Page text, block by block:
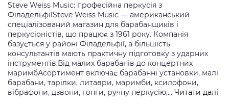
Steve Weiss Music: професійна перкусія з
ФіладельфіїSteve Weiss Music — американський
спеціалізований магазин для барабанщиків і
перкусіоністів, що працює з 1961 року. Компанія
базується у районі Філадельфії, а більшість
консультантів мають практичну підготовку з ударних
інструментів.Від малих барабанів до концертних
маримбАсортимент включає барабанні установки, малі
барабани, тарілки, литаври, маримби, ксилофони,
вібрафони, дзвони, гонги, ручну перкусію,… Читати далі